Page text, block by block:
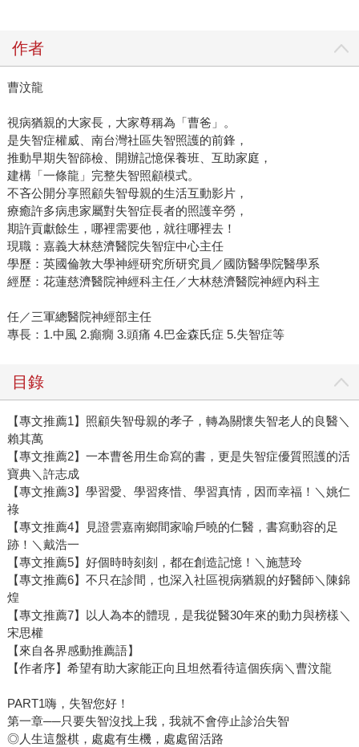
作者
曹汶龍
視病猶親的大家長，大家尊稱為「曹爸」。
是失智症權威、南台灣社區失智照護的前鋒，
推動早期失智篩檢、開辦記憶保養班、互助家庭，
建構「一條龍」完整失智照顧模式。
不吝公開分享照顧失智母親的生活互動影片，
療癒許多病患家屬對失智症長者的照護辛勞，
期許貢獻餘生，哪裡需要他，就往哪裡去！
現職：嘉義大林慈濟醫院失智症中心主任
學歷：英國倫敦大學神經研究所研究員／國防醫學院醫學系
經歷：花蓮慈濟醫院神經科主任／大林慈濟醫院神經內科主
任／三軍總醫院神經部主任
專長：1.中風 2.癲癇 3.頭痛 4.巴金森氏症 5.失智症等
目錄
【專文推薦1】照顧失智母親的孝子，轉為關懷失智老人的良醫＼
賴其萬
【專文推薦2】一本曹爸用生命寫的書，更是失智症優質照護的活
寶典＼許志成
【專文推薦3】學習愛、學習疼惜、學習真情，因而幸福！＼姚仁
祿
【專文推薦4】見證雲嘉南鄉間家喻戶曉的仁醫，書寫動容的足
跡！＼戴浩一
【專文推薦5】好個時時刻刻，都在創造記憶！＼施慧玲
【專文推薦6】不只在診間，也深入社區視病猶親的好醫師＼陳錦
煌
【專文推薦7】以人為本的體現，是我從醫30年來的動力與榜樣＼
宋思權
【來自各界感動推薦語】
【作者序】希望有助大家能正向且坦然看待這個疾病＼曹汶龍
PART1嗨，失智您好！
第一章──只要失智沒找上我，我就不會停止診治失智
◎人生這盤棋，處處有生機，處處留活路